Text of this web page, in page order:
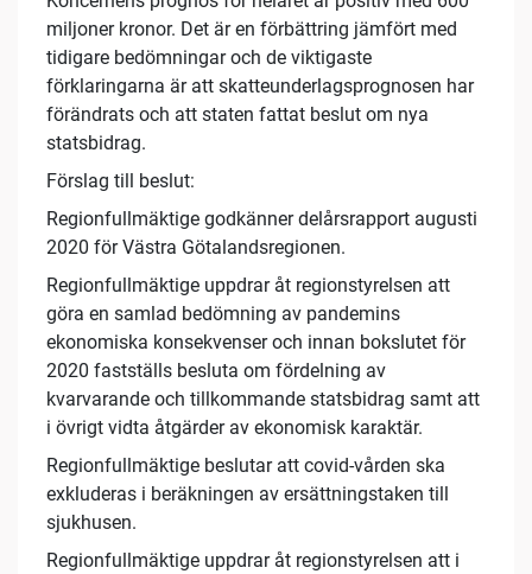
miljoner kronor. Det är en förbättring jämfört med
tidigare bedömningar och de viktigaste
förklaringarna är att skatteunderlagsprognosen har
förändrats och att staten fattat beslut om nya
statsbidrag.
Förslag till beslut:
Regionfullmäktige godkänner delårsrapport augusti
2020 för Västra Götalandsregionen.
Regionfullmäktige uppdrar åt regionstyrelsen att
göra en samlad bedömning av pandemins
ekonomiska konsekvenser och innan bokslutet för
2020 fastställs besluta om fördelning av
kvarvarande och tillkommande statsbidrag samt att
i övrigt vidta åtgärder av ekonomisk karaktär.
Regionfullmäktige beslutar att covid-vården ska
exkluderas i beräkningen av ersättningstaken till
sjukhusen.
Regionfullmäktige uppdrar åt regionstyrelsen att i